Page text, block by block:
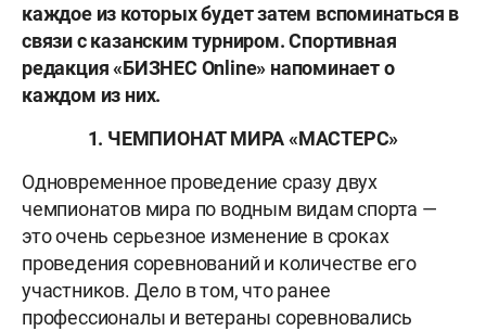
каждое из которых будет затем вспоминаться в
связи с казанским турниром. Спортивная
редакция «БИЗНЕС Online» напоминает о
каждом из них.
1. ЧЕМПИОНАТ МИРА «МАСТЕРС»
Одновременное проведение сразу двух
чемпионатов мира по водным видам спорта —
это очень серьезное изменение в сроках
проведения соревнований и количестве его
участников. Дело в том, что ранее
профессионалы и ветераны соревновались